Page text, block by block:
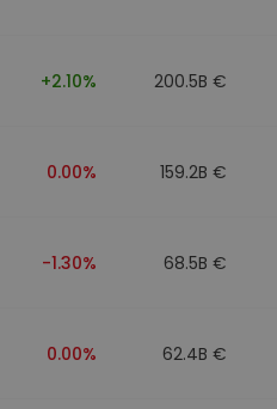
+2.10% 200.5B €
0.00% 159.2B €
-1.30% 68.5B €
0.00% 62.4B €